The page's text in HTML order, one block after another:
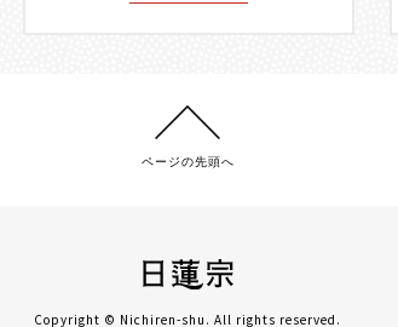
ページの先頭へ
Copyright © Nichiren-shu. All rights reserved.